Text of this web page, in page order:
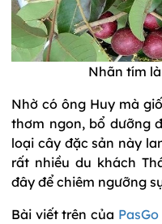
Nhãn tím
Nhờ có ông Huy mà
thơm ngon, bổ dưỡng
loại cây đặc sản này
rất nhiều du khách
đây để chiêm ngưỡng
Bài viết trên của PasGo